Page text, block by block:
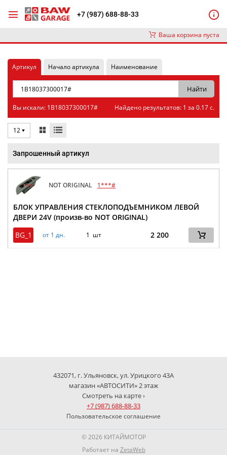
+7 (987) 688-88-33
Ваша корзина пуста
Артикул Начало артикула Наименование
Вы искали: 1B18037300017# Найдено результатов: 1 за 0.17 с.
12
Запрошенный артикул
NOT ORIGINAL 1***#
БЛОК УПРАВЛЕНИЯ СТЕКЛОПОДЪЕМНИКОМ ЛЕВОЙ
ДВЕРИ 24V (произв-во NOT ORIGINAL)
BG_1
от 1 дн. 1 шт 2 200
432071, г. Ульяновск, ул. Урицкого 43А
магазин «АВТОСИТИ» 2 этаж
Смотреть на карте ›
+7 (987) 688-88-33
Пользовательское соглашение
© 2026 КИТАЙМОТОР
Работает на ZetaWeb